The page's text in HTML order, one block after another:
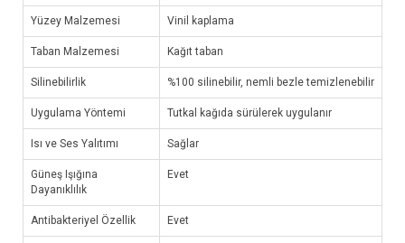
Yüzey Malzemesi Vinil kaplama
Taban Malzemesi Kağıt taban
Silinebilirlik %100 silinebilir, nemli bezle temizlenebilir
Uygulama Yöntemi Tutkal kağıda sürülerek uygulanır
Isı ve Ses Yalıtımı Sağlar
Güneş Işığına
Dayanıklılık
Evet
Antibakteriyel Özellik Evet